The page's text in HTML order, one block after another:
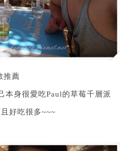
推薦
本身很愛吃Paul的草莓千層派
好吃很多~~~